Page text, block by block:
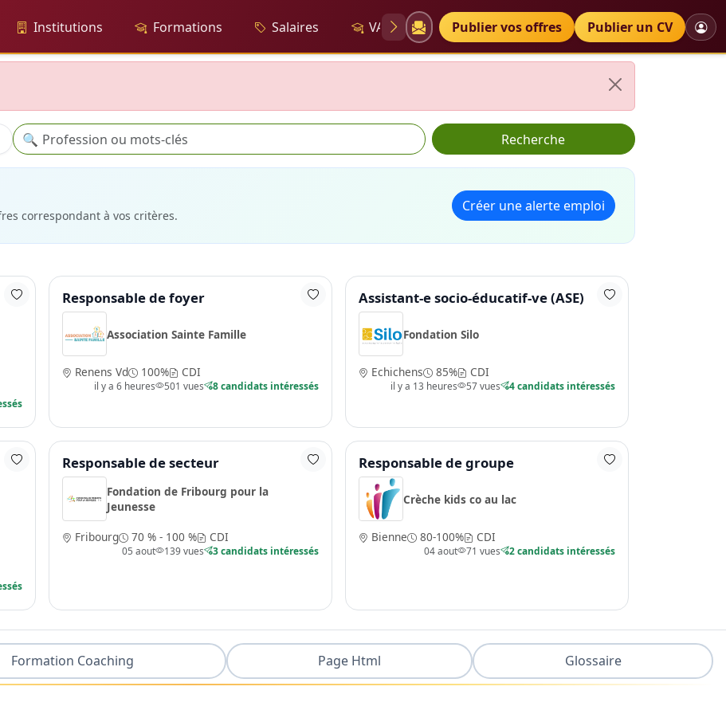
Institutions Formations Salaires VAE Diplômes Petites annonces
Publier vos offres Publier un CV
Recherche
🔍 Recherche
correspondant à vos critères.
Créer une alerte emploi
Responsable de foyer
Association Sainte Famille
Renens Vd 100% CDI
il y a 6 heures 501 vues 8 candidats intéressés
Assistant-e socio-éducatif-ve (ASE)
Fondation Silo
Echichens 85% CDI
il y a 13 heures 57 vues 4 candidats intéressés
Responsable de secteur
Fondation de Fribourg pour la
Jeunesse
Fribourg
70 % - 100 % CDI
05 aout 139 vues 3 candidats intéressés
Responsable de groupe
Crèche kids co au lac
Bienne 80-100% CDI
04 aout 71 vues 2 candidats intéressés
Formation Coaching Page Html Glossaire